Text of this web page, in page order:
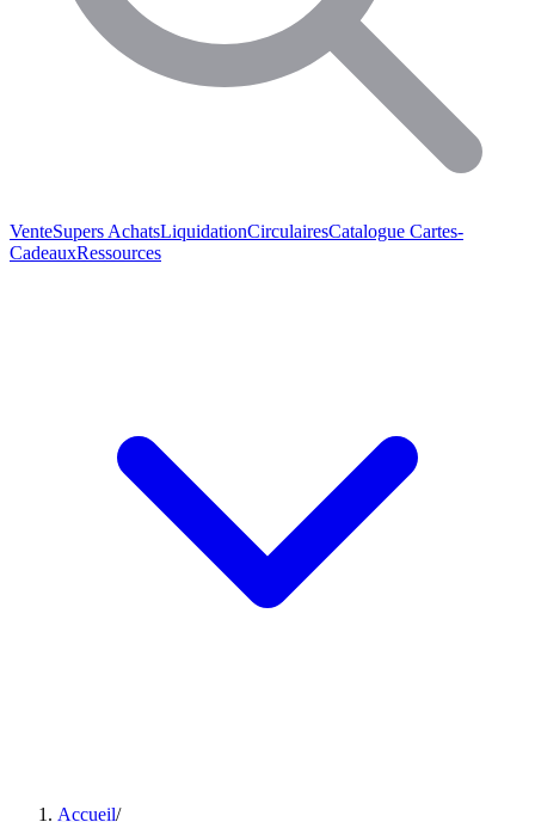
VenteSupers AchatsLiquidationCirculairesCatalogue Cartes-
CadeauxRessources
Accueil/